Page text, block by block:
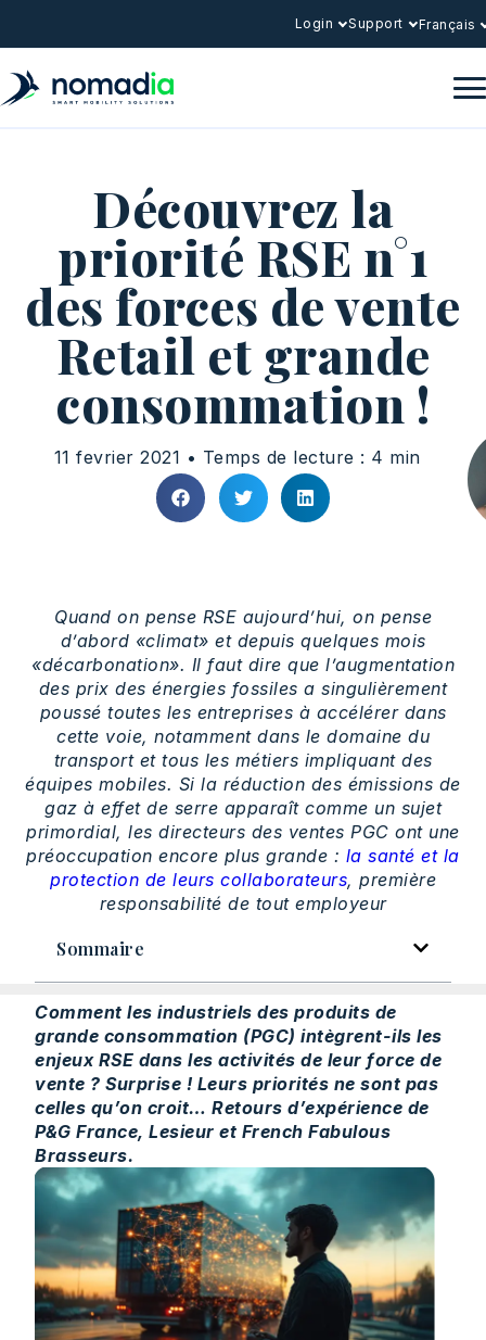
Login Support Français
Découvrez la
priorité RSE n°1
des forces de vente
Retail et grande
consommation !
11 fevrier 2021 • Temps de lecture : 4 min
Quand on pense RSE aujourd’hui, on pense
d’abord «climat» et depuis quelques mois
«décarbonation». Il faut dire que l’augmentation
des prix des énergies fossiles a singulièrement
poussé toutes les entreprises à accélérer dans
cette voie, notamment dans le domaine du
transport et tous les métiers impliquant des
équipes mobiles. Si la réduction des émissions de
gaz à effet de serre apparaît comme un sujet
primordial, les directeurs des ventes PGC ont une
préoccupation encore plus grande : la santé et la
protection de leurs collaborateurs, première
responsabilité de tout employeur
Sommaire
Comment les industriels des produits de
grande consommation (PGC) intègrent-ils les
enjeux RSE dans les activités de leur force de
vente ? Surprise ! Leurs priorités ne sont pas
celles qu’on croit… Retours d’expérience de
P&G France, Lesieur et French Fabulous
Brasseurs.